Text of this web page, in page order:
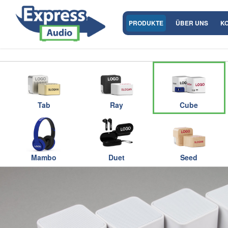
PRODUKTE ÜBER UNS
Tab Ray Cube
Mambo Duet Seed